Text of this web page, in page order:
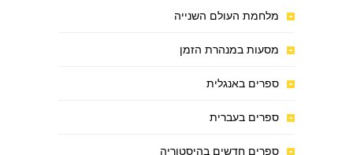
מלחמת העולם השנייה
מסעות במנהרת הזמן
ספרים באנגלית
ספרים בעברית
ספרים חדשים בהיסטוריה